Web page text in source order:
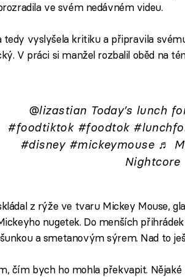
ve svém nedávném videu.
tedy vyslyšela kritiku a připravila
V práci si manžel rozbalil oběd na
@lizastian Today’s lunch
#foodtiktok #foodtok
#disney #mickeymouse ♬
Nightcore
z rýže ve tvaru Mickey Mouse,
nugetek. Do menších
a smetanovým sýrem. Nad to
čím bych ho mohla překvapit. Nějaké